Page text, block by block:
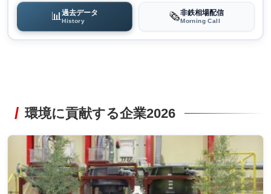
📊過去データ
History 🗞️非鉄相場配信
Morning Call
環境に貢献する企業2026